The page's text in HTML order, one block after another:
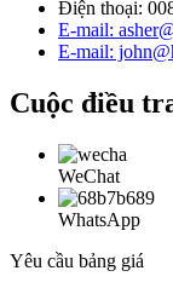
Điện thoại:
E-mail:
E-mail:
Cuộc điều
WeChat
WhatsApp
Yêu cầu bảng giá